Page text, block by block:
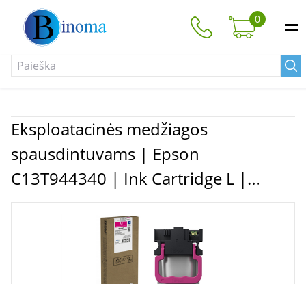
0
Eksploatacinės medžiagos
spausdintuvams | Epson
C13T944340 | Ink Cartridge L |
Magenta